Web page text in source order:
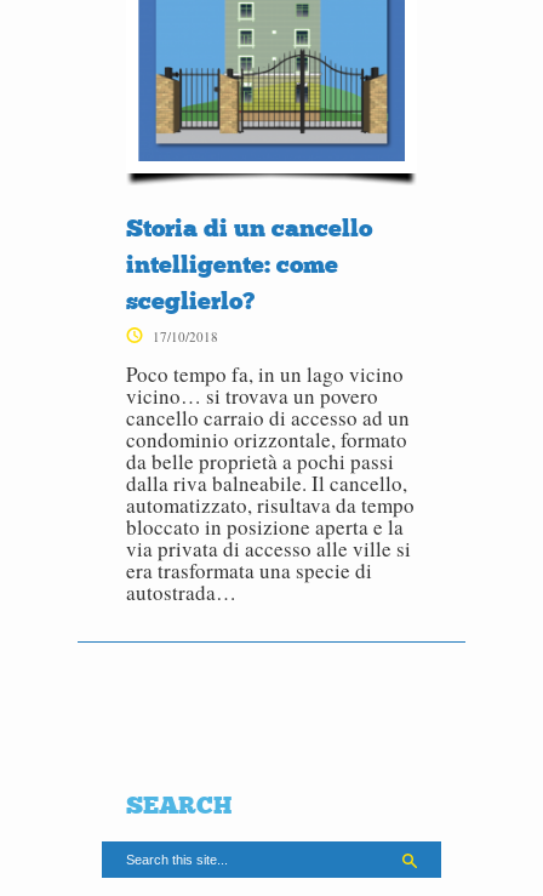
Storia di un cancello
intelligente: come
sceglierlo?
17/10/2018
Poco tempo fa, in un lago vicino
vicino… si trovava un povero
cancello carraio di accesso ad un
condominio orizzontale, formato
da belle proprietà a pochi passi
dalla riva balneabile. Il cancello,
automatizzato, risultava da tempo
bloccato in posizione aperta e la
via privata di accesso alle ville si
era trasformata una specie di
autostrada…
SEARCH